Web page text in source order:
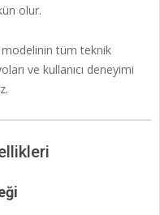
olur.
tüm teknik
ve kullanıcı deneyimi